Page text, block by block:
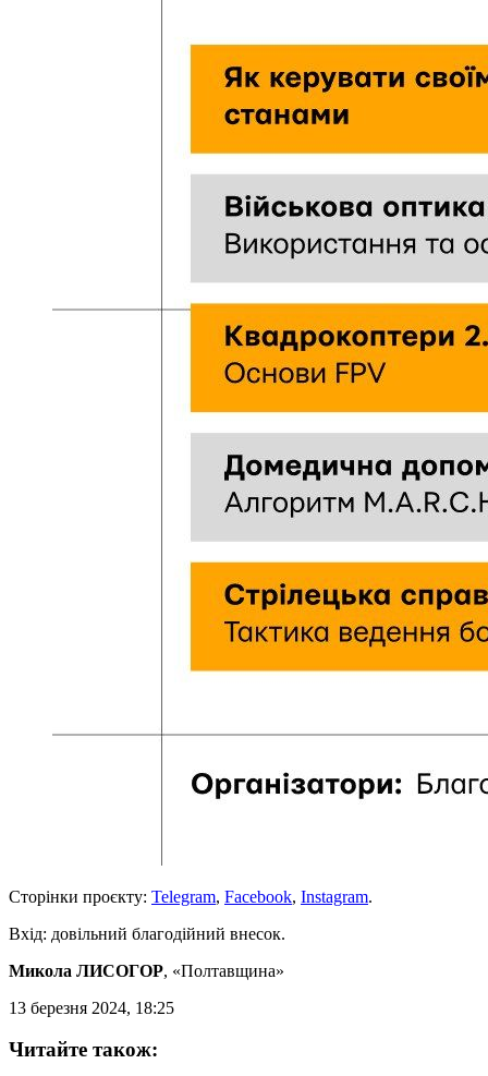
Сторінки проєкту: Telegram, Facebook, Instagram.
Вхід: довільний благодійний внесок.
Микола ЛИСОГОР, «Полтавщина»
13 березня 2024, 18:25
Читайте також: